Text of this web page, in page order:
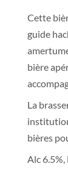
Cette
guide
bière
La
bières
Alc 6.5%,